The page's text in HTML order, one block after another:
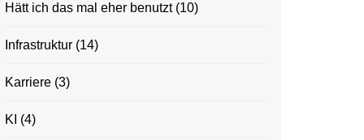
Hätt ich das mal eher benutzt(10)
Infrastruktur (14)
Karriere (3)
KI (4)